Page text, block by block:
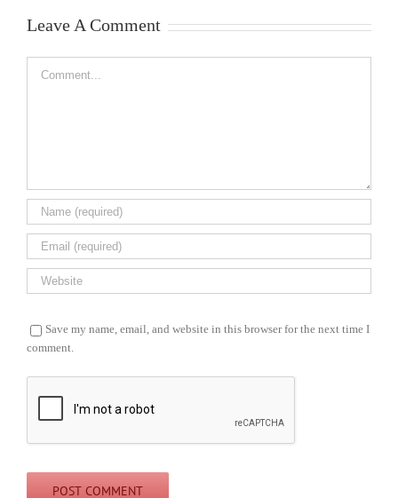
Leave A Comment
Save my name, email, and website in this browser for the next time I
comment.